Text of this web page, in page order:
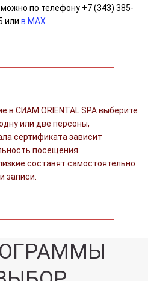
по телефону +7 (343) 385-
или в MAX
в СИАМ ORIENTAL SPA выберите
или две персоны,
сертификата зависит
посещения.
составят самостоятельно
записи.